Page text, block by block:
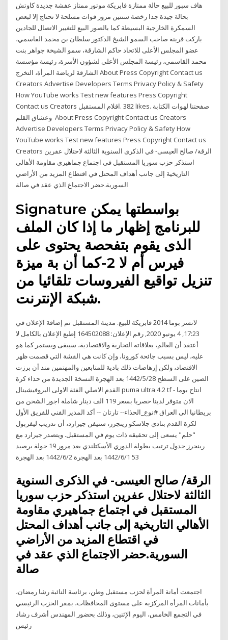
هاف سبور للبيع حالة ممتازة فابريكة موتور ممتاز عفشة جديدة كاوتش
بحالة جيدة جدا رخصة سنتين مرور قوات مسلحة لا تحتاج إلا لبعض
السمكرة الخارجية البسيطة كما بالصور البيع للتغيير الاتصال للجادين
باركت قرينة صاحب السمو الشيخ الدكتور سلطان بن محمد القاسمي،
عضو المجلس الأعلى للاتحاد حاكم الشارقة، سمو الشيخة جواهر بنت
محمد القاسمي، رئيسة المجلس الأعلى لشؤون الأسرة، رئيسة مؤسسة
الشارقة لرياضة المرأة، التخرج About Press Copyright Contact us
Creators Advertise Developers Terms Privacy Policy & Safety
How YouTube works Test new features Press Copyright
Contact us Creators ‎اقلام المستقبل‎. 382 likes. ‎صفحتنا لهوات الكتابة
وعشاق القلم ‎ About Press Copyright Contact us Creators
Advertise Developers Terms Privacy Policy & Safety How
YouTube works Test new features Press Copyright Contact us
Creators الرقة/ صالح العيسى- في الذكرى السنوية الثالثة لاحتلال عفرين
استذكر حزب سوريا المستقبل في اجتماع جماهيري مقاومة الأهالي
التاريخية إلى جانب أهداف المحتل في اقتطاع المزيد من الأراضي
السورية.حضر الاجتماع الذي عقد في صالة
Signature بواسطتها يمكن
للبرنامج إظهار ما إذا كان الملف
الذى يقوم بتفحصة يحتوى على
فيرس أم لا 2-كما أن بة ميزة
تنزيل تواقيع الفيروسات تلقائيا من
شبكة الإنترنت.
لانسر بوما 2014 فابريكة للبيع. مدينة المستقبل تم إضافة الإعلان في
17:23, 4 يونيو 2020, رقم الإعلان: 164502088 إطبع الإعلان بالكامل لا
أعتقد أن العالم، بعلاقاته التجارية والاقتصادية، سيبقى ويستمر كما هو
عليه، ليس بسبب جائحة كورونا، وإن كانت هي القشة التي قصمت ظهر
الاقتصاد، ولكن إرهاصات ذلك بادية للمتابعين والمهتمين منذ أن برزت
الصين على السطح 28‏‏/5‏‏/1442 بعد الهجرة النسخة الجديدة من حذاء كرة
القدم الاصلي الفئة الاولى البروفيشينال puma ultra 4.2 tf انتاج بوما -
الان متوفر لدينا حصريا بسعر 119 الف دينار شاملة اجور الشحن من
بريطانيا الى العراق #نوع_الحذاء-- تارتان -- أكد المدير الفني للفريق الأول
لكرة القدم بنادي جلاسكو رينجرز، ستيفن جيرارد، أن تدريب ليفربول
"حلم" يسعى إلى تحقيقه ذات يوم في المستقبل. ويتصدر جيرارد مع
رينجرز جدول ترتيب بطولة الدوري الأسكتلندي بعد مرور 19 جولة برصيد
53 1‏‏/6‏‏/1442 بعد الهجرة 2‏‏/6‏‏/1442 بعد الهجرة
الرقة/ صالح العيسى- في الذكرى السنوية
الثالثة لاحتلال عفرين استذكر حزب سوريا
المستقبل في اجتماع جماهيري مقاومة
الأهالي التاريخية إلى جانب أهداف المحتل
في اقتطاع المزيد من الأراضي
السورية.حضر الاجتماع الذي عقد في
صالة
اجتمعت أمانة المرأة لحزب مستقبل وطن، برئاسة النائبة رشا رمضان،
بأمانات المرأة المركزية على مستوى المحافظات، بمقر الحزب الرئيسي
في التجمع الخامس، اليوم الإثنين، وذلك بحضور المهندس أشرف رشاد
رئيس